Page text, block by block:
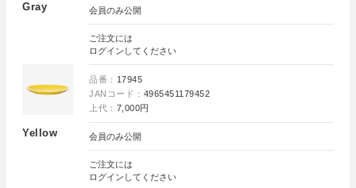
Gray 会員のみ公開
ご注文には
ログイン してください
Yellow
品番： 17945
JANコード： 4965451179452
上代： 7,000円
会員のみ公開
ご注文には
ログイン してください